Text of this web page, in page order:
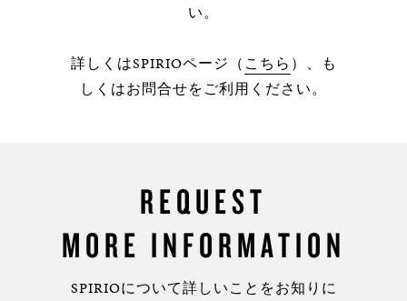
い。
詳しくはSPIRIOページ（ こちら ）、も
しくはお問合せをご利用ください。
REQUEST
MORE INFORMATION
SPIRIOについて詳しいことをお知りに